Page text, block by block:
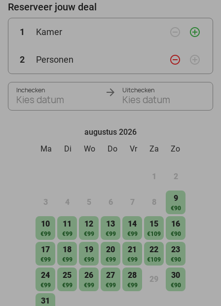
Reserveer jouw deal
1 Kamer remove_circle_outline add_circle_outline
2 Personen remove_circle_outline add_circle_outline
Inchecken
Kies datum
Uitchecken
Kies datum
augustus 2026
Ma
Di Wo Do Vr Za Zo
1 2
3 4 5 6 7 8 9
€90
10
€99
11
€99
12
€99
13
€99
14
€99
15
€109
16
€90
17
€99
18
€99
19
€99
20
€99
21
€99
22
€109
23
€90
24
€99
25
€99
26
€99
27
€99
28
€99
29 30
€90
31